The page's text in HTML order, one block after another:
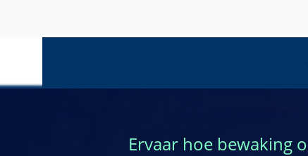
Ervaar hoe bewaking